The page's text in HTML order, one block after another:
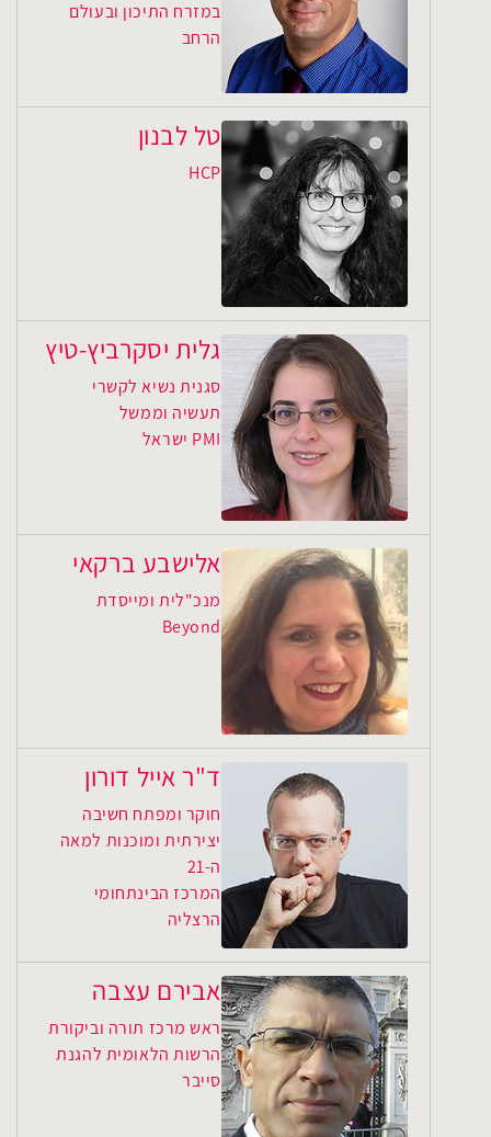
במזרח התיכון ובעולם
הרחב
טל לבנון
HCP
גלית יסקרביץ-טיץ
סגנית נשיא לקשרי
תעשיה וממשל
PMI ישראל
אלישבע ברקאי
מנכ"לית ומייסדת
Beyond
ד"ר אייל דורון
חוקר ומפתח חשיבה
יצירתית ומוכנות למאה
ה-21
המרכז הבינתחומי
הרצליה
אבירם עצבה
ראש מרכז תורה וביקורת
הרשות הלאומית להגנת
סייבר